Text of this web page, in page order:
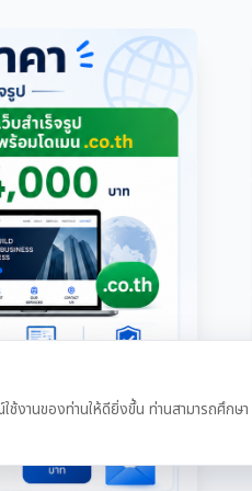
ช้งานของท่านให้ดียิ่งขึ้น ท่านสามารถศึกษา